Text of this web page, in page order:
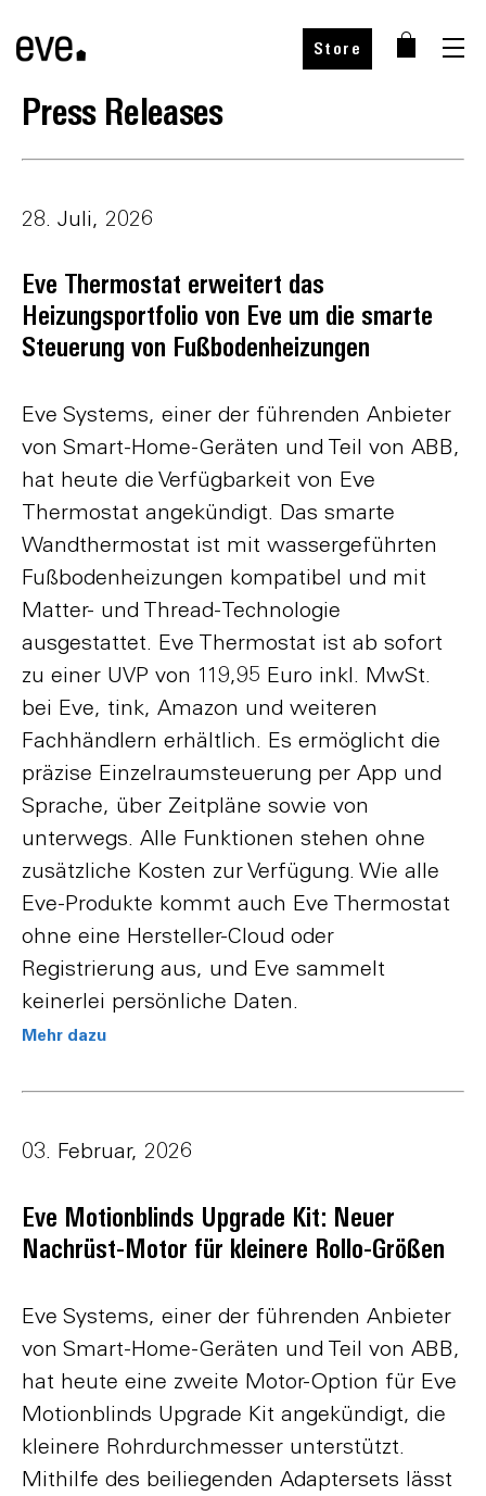
Store
Press Releases
28. Juli, 2026
Eve Thermostat erweitert das
Heizungsportfolio von Eve um die smarte
Steuerung von Fußbodenheizungen
Eve Systems, einer der führenden Anbieter
von Smart-Home-Geräten und Teil von ABB,
hat heute die Verfügbarkeit von Eve
Thermostat angekündigt. Das smarte
Wandthermostat ist mit wassergeführten
Fußbodenheizungen kompatibel und mit
Matter- und Thread-Technologie
ausgestattet. Eve Thermostat ist ab sofort
zu einer UVP von 119,95 Euro inkl. MwSt.
bei Eve, tink, Amazon und weiteren
Fachhändlern erhältlich. Es ermöglicht die
präzise Einzelraumsteuerung per App und
Sprache, über Zeitpläne sowie von
unterwegs. Alle Funktionen stehen ohne
zusätzliche Kosten zur Verfügung. Wie alle
Eve-Produkte kommt auch Eve Thermostat
ohne eine Hersteller-Cloud oder
Registrierung aus, und Eve sammelt
keinerlei persönliche Daten.
Mehr dazu
03. Februar, 2026
Eve Motionblinds Upgrade Kit: Neuer
Nachrüst-Motor für kleinere Rollo-Größen
Eve Systems, einer der führenden Anbieter
von Smart-Home-Geräten und Teil von ABB,
hat heute eine zweite Motor-Option für Eve
Motionblinds Upgrade Kit angekündigt, die
kleinere Rohrdurchmesser unterstützt.
Mithilfe des beiliegenden Adaptersets lässt